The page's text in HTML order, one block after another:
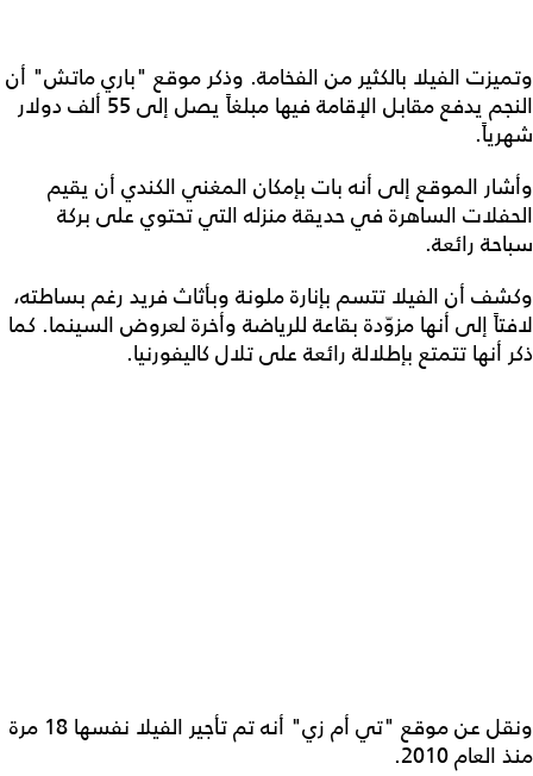
وتميزت الفيلا بالكثير من الفخامة. وذكر موقع "باري ماتش" أن
النجم يدفع مقابل الإقامة فيها مبلغاً يصل إلى 55 ألف دولار
شهرياً.
وأشار الموقع إلى أنه بات بإمكان المغني الكندي أن يقيم
الحفلات الساهرة في حديقة منزله التي تحتوي على بركة
سباحة رائعة.
وكشف أن الفيلا تتسم بإنارة ملونة وبأثاث فريد رغم بساطته،
لافتاً إلى أنها مزوّدة بقاعة للرياضة وأخرة لعروض السينما. كما
ذكر أنها تتمتع بإطلالة رائعة على تلال كاليفورنيا.
ونقل عن موقع "تي أم زي" أنه تم تأجير الفيلا نفسها 18 مرة
منذ العام 2010.